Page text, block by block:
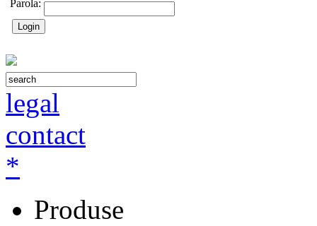
Parola:
legal
contact
*
Produse